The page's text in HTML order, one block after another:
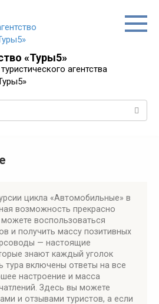
«Туры5»
агентства
цикла «Автомобильные» в
возможность прекрасно
воспользоваться
и получить массу позитивных
— настоящие
знают каждый уголок
тура включены ответы на все
настроение и масса
Здесь вы можете
и отзывами туристов, а если